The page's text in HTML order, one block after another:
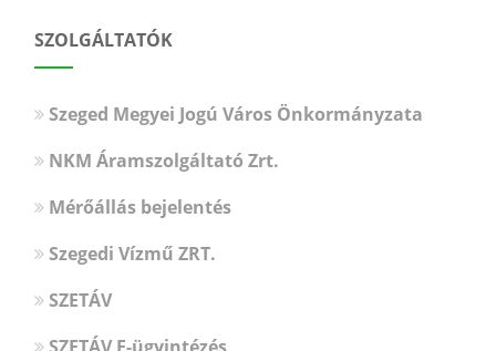
SZOLGÁLTATÓK
Szeged Megyei Jogú Város Önkormányzata
NKM Áramszolgáltató Zrt.
Mérőállás bejelentés
Szegedi Vízmű ZRT.
SZETÁV